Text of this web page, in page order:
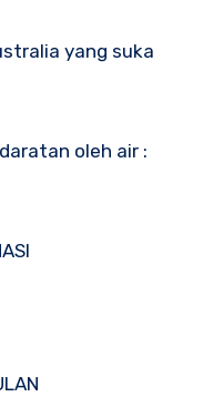
yang suka
oleh air :